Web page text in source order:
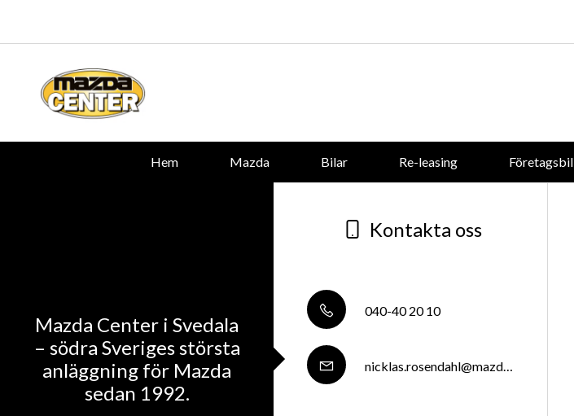
Hem Mazda Bilar Re-leasing Företagsbil
Mazda Center i Svedala
– södra Sveriges största
anläggning för Mazda
sedan 1992.
Kontakta oss
040-40 20 10
nicklas.rosendahl@mazdacenter.nu